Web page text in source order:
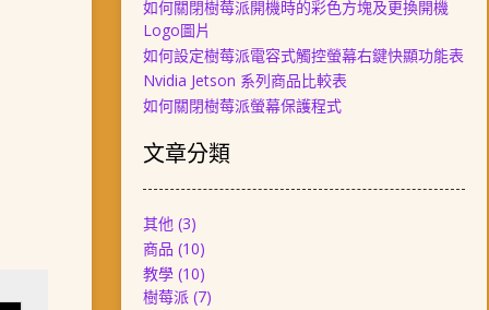
如何關閉樹莓派開機時的彩色方塊及更換開機
Logo圖片
如何設定樹莓派電容式觸控螢幕右鍵快顯功能表
Nvidia Jetson 系列商品比較表
如何關閉樹莓派螢幕保護程式
文章分類
其他(3)
商品 (10)
教學(10)
樹莓派(7)